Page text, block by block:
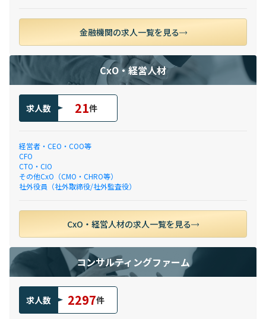
金融機関の求人一覧を見る
CxO・経営人材
求人数 21件
経営者・CEO・COO等
CFO
CTO・CIO
その他CxO（CMO・CHRO等）
社外役員（社外取締役/社外監査役）
CxO・経営人材の求人一覧を見る
コンサルティングファーム
求人数 2297件